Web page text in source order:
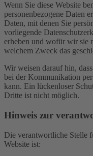
Wenn Sie diese Website
personenbezogene Daten
Daten, mit denen Sie
vorliegende
erheben und wofür wir sie
welchem Zweck das
Wir weisen darauf hin,
bei der Kommunikation
kann. Ein lückenloser
Dritte ist nicht möglich.
Hinweis zur
Die verantwortliche Stelle
Website ist: